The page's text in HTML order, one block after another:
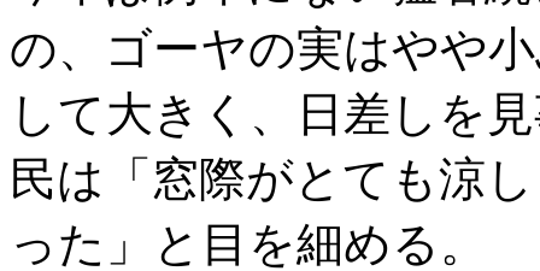
の、ゴーヤの実はやや
して大きく、日差しを
民は「窓際がとても涼
った」と目を細める。